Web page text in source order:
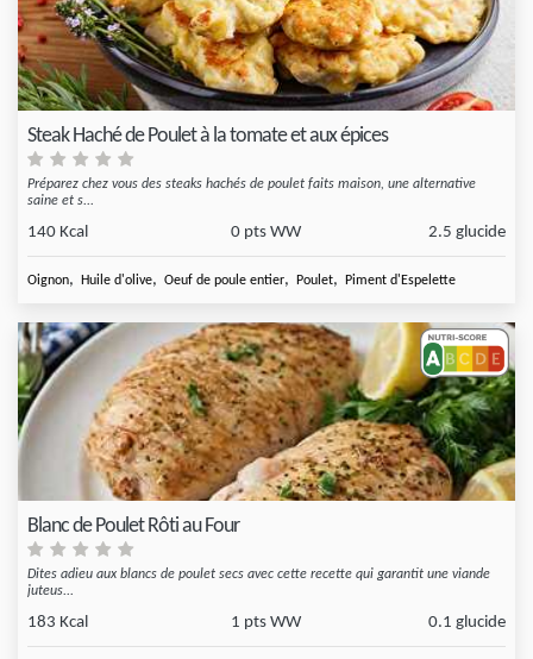
Steak Haché de Poulet à la tomate et aux épices
Préparez chez vous des steaks hachés de poulet faits maison, une alternative
saine et s...
140 Kcal 0 pts WW 2.5 glucide
Oignon, Huile d'olive, Oeuf de poule entier, Poulet, Piment d'Espelette
Blanc de Poulet Rôti au Four
Dites adieu aux blancs de poulet secs avec cette recette qui garantit une viande
juteus...
183 Kcal 1 pts WW 0.1 glucide